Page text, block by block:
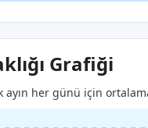
Grafiği
her günü için